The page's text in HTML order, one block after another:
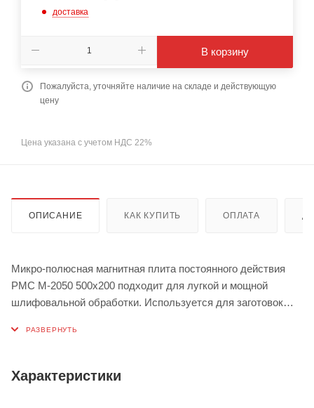
доставка
В корзину
Пожалуйста, уточняйте наличие на складе и действующую
цену
Цена указана с учетом НДС 22%
ОПИСАНИЕ КАК КУПИТЬ ОПЛАТА
Микро-полюсная магнитная плита постоянного действия
PMC M-2050 500x200 подходит для лугкой и мощной
шлифовальной обработки. Используется для заготовок
заготовок. Благодаря использованию неодимовых магнитов
остаточном магнетизме. Управляется с помощью ручного
ключа. При положении OFF создается слабое втречное
Характеристики